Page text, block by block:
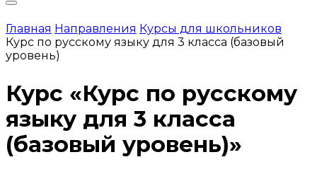
Главная Направления Курсы для школьников
Курс по русскому языку для 3 класса (базовый
уровень)
Курс «Курс по русскому
языку для 3 класса
(базовый уровень)»